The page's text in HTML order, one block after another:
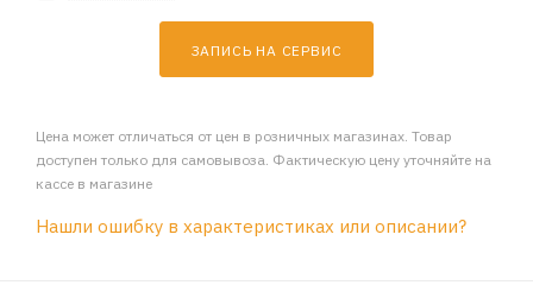
ЗАПИСЬ НА СЕРВИС
Цена может отличаться от цен в розничных магазинах. Товар
доступен только для самовывоза. Фактическую цену уточняйте на
кассе в магазине
Нашли ошибку в характеристиках или описании?